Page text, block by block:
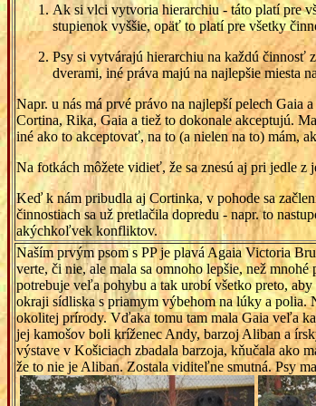
Ak si vlci vytvoria hierarchiu - táto platí pre
stupienok vyššie, opäť to platí pre všetky
Psy si vytvárajú hierarchiu na každú činnosť
dverami, iné práva majú na najlepšie miesta
Napr. u nás má prvé právo na najlepší pelech Gaia
Cortina, Rika, Gaia a tiež to dokonale akceptujú.
iné ako to akceptovať, na to (a nielen na to) mám,
Na fotkách môžete vidieť, že sa znesú aj pri jedle z
Keď k nám pribudla aj Cortinka, v pohode sa
činnostiach sa už pretlačila dopredu - napr. to
akýchkoľvek konfliktov.
Naším prvým psom s PP je plavá Agaia Victoria
verte, či nie, ale mala sa omnoho lepšie, než
potrebuje veľa pohybu a tak urobí všetko preto,
okraji sídliska s priamym výbehom na lúky a polia.
okolitej prírody. Vďaka tomu tam mala Gaia veľa
jej kamošov boli kríženec Andy, barzoj Aliban a
výstave v Košiciach zbadala barzoja, kňučala ako
že to nie je Aliban. Zostala viditeľne smutná. Psy